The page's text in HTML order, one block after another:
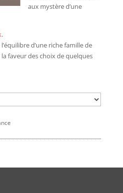
aux mystère d’une
.
d’une riche famille de
faveur des choix de quelques